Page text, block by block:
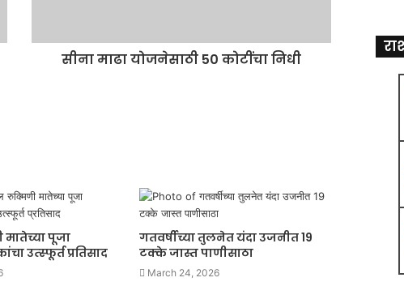
सीना माढा योजनेसाठी 50 कोटींचा निधी
मातेच्या पूजा
उत्स्फूर्त प्रतिसाद
गतवर्षीच्या तुलनेत यंदा उजनीत 19
टक्के जास्त पाणीसाठा
March 24, 2026